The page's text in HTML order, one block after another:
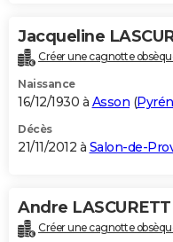
Jacqueline
Créer une cagnotte
Naissance
16/12/1930 à Asson (
Décès
21/11/2012 à Salon-de-
Andre
Créer une cagnotte